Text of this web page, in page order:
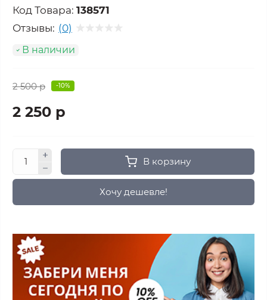
Код Товара: 138571
Отзывы: (0)
В наличии
2 500 р -10%
2 250 р
В корзину
Хочу дешевле!